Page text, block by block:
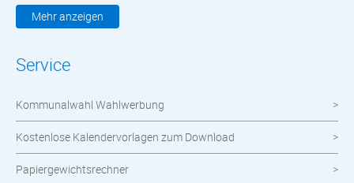
Kleidung & Textilien
meinOrt
Nachhaltige Produkte
Wahlen
Mehr anzeigen
Service
Kommunalwahl Wahlwerbung
Kostenlose Kalendervorlagen zum Download
Papiergewichtsrechner